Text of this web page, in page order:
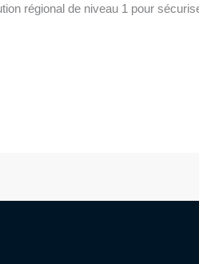
régional de niveau 1 pour